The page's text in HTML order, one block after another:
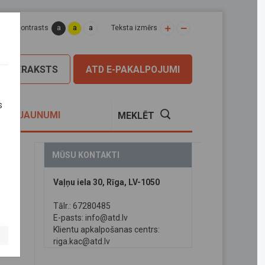
kontrasts a a a Teksta izmērs
ATD E-PAKALPOJUMI
PIERAKSTS
JAUNUMI MEKLĒT
MŪSU KONTAKTI
Vaļņu iela 30, Rīga, LV-1050
Tālr.: 67280485
E-pasts: info@atd.lv
Klientu apkalpošanas centrs:
riga.kac@atd.lv